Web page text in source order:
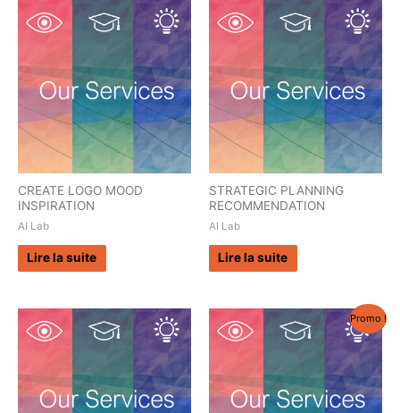
CREATE LOGO MOOD
INSPIRATION
AI Lab
Lire la suite
STRATEGIC PLANNING
RECOMMENDATION
AI Lab
Lire la suite
Promo !